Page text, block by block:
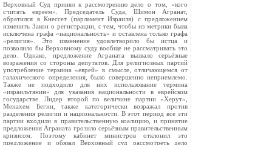
Верховный Суд принял к рассмотрению дело о том, «кого
считать евреем». Председатель Суда, Шимон Агранат,
обратился в Кнессет (парламент Израиля) с предложением
изменить Закон о регистрации, с тем, чтобы из метрики была
исключена графа «национальность» и оставлена только графа
«религия». Это изменение удовлетворило бы истца и
позволило бы Верховному суду вообще не рассматривать это
дело. Однако, предложение Аграната вызвало серьёзные
возражения со стороны депутатов. Для религиозных партий
употребление термина «еврей» в смысле, отличающемся от
галахического определения, было совершенно неприемлемо.
Также не подходило для них использование термина
«израильтянин» для указания национальности в еврейском
государстве. Лидер второй по величине партии «Херут»,
Менахем Бегин, также категорически возражал против
разделения религии и национальности. В этот период все эти
партии входили в правительственную коалицию, и принятие
предложения Аграната грозило серьёзным правительственным
кризисом. Поэтому кабинет министров отклонил это
предложение и обязал Верховный суд рассмотреть дело